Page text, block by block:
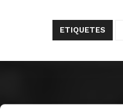
ETIQUETES